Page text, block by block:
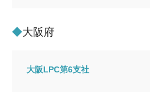
大阪府
大阪LPC第6支社